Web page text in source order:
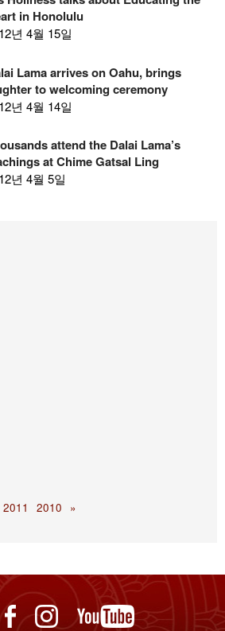
in Honolulu
년 4월 15일
Lama arrives on Oahu, brings
to welcoming ceremony
년 4월 14일
attend the Dalai Lama’s
at Chime Gatsal Ling
년 4월 5일
2011 2010 »